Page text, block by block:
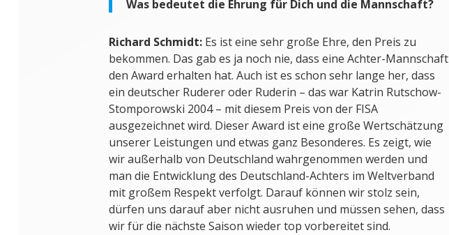
Was bedeutet die Ehrung für Dich und die Mannschaft?
Richard Schmidt: Es ist eine sehr große Ehre, den Preis zu
bekommen. Das gab es ja noch nie, dass eine Achter-Mannschaft
den Award erhalten hat. Auch ist es schon sehr lange her, dass
ein deutscher Ruderer oder Ruderin – das war Katrin Rutschow-
Stomporowski 2004 – mit diesem Preis von der FISA
ausgezeichnet wird. Dieser Award ist eine große Wertschätzung
unserer Leistungen und etwas ganz Besonderes. Es zeigt, wie
wir außerhalb von Deutschland wahrgenommen werden und
man die Entwicklung des Deutschland-Achters im Weltverband
mit großem Respekt verfolgt. Darauf können wir stolz sein,
dürfen uns darauf aber nicht ausruhen und müssen sehen, dass
wir für die nächste Saison wieder top vorbereitet sind.